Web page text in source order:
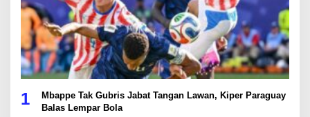
1
Mbappe Tak Gubris Jabat Tangan Lawan, Kiper Paraguay
Balas Lempar Bola